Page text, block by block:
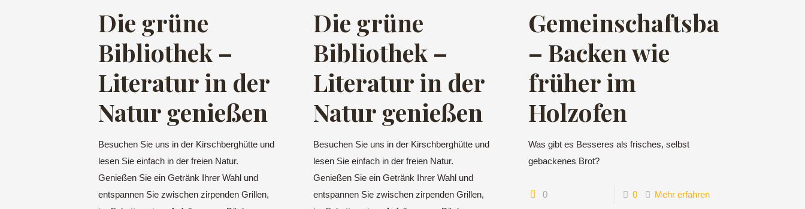
Die grüne
Bibliothek –
Literatur in der
Natur genießen
Besuchen Sie uns in der Kirschberghütte und
lesen Sie einfach in der freien Natur.
Genießen Sie ein Getränk Ihrer Wahl und
entspannen Sie zwischen zirpenden Grillen,
Die grüne
Bibliothek –
Literatur in der
Natur genießen
Besuchen Sie uns in der Kirschberghütte und
lesen Sie einfach in der freien Natur.
Genießen Sie ein Getränk Ihrer Wahl und
entspannen Sie zwischen zirpenden Grillen,
Gemeinschaftsbacktag
– Backen wie
früher im
Holzofen
Was gibt es Besseres als frisches, selbst
gebackenes Brot?
0 0 Mehr erfahren